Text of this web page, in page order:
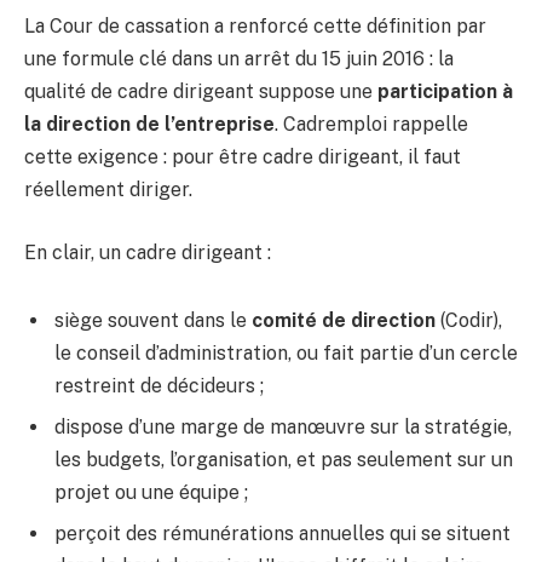
La Cour de cassation a renforcé cette définition par
une formule clé dans un arrêt du 15 juin 2016 : la
qualité de cadre dirigeant suppose une participation à
la direction de l’entreprise. Cadremploi rappelle
cette exigence : pour être cadre dirigeant, il faut
réellement diriger.
En clair, un cadre dirigeant :
siège souvent dans le comité de direction (Codir),
le conseil d’administration, ou fait partie d’un cercle
restreint de décideurs ;
dispose d’une marge de manœuvre sur la stratégie,
les budgets, l’organisation, et pas seulement sur un
projet ou une équipe ;
perçoit des rémunérations annuelles qui se situent